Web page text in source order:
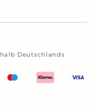
Deutschlands